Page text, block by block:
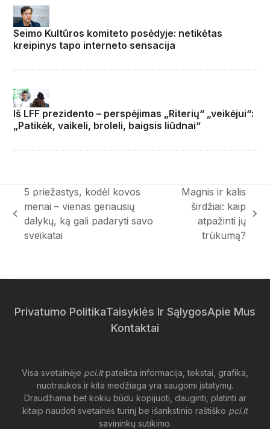
Seimo Kultūros komiteto posėdyje: netikėtas
kreipinys tapo interneto sensacija
Iš LFF prezidento – perspėjimas „Riterių“ „veikėjui“:
„Patikėk, vaikeli, broleli, baigsis liūdnai“
previous
post:
5 priežastys, kodėl kovos
menai – vienas geriausių
dalykų, ką gali padaryti savo
sveikatai
Magnis ir kalis
širdžiai: kaip
atpažinti jų
trūkumą?
Privatumo PolitikaTaisyklės Ir SąlygosApie Mus
Kontaktai
Visa svetainėje pci.ltpateikta informacija, tekstai, grafika,
nuotraukos ir kita medžiaga yra saugomi įstatymų.
Draudžiama bet kokiu būdu kopijuoti, dauginti, platinti ar
kitaip naudoti svetainės turinį be išankstinio raštiško pci.lt
savininkų sutikimo.